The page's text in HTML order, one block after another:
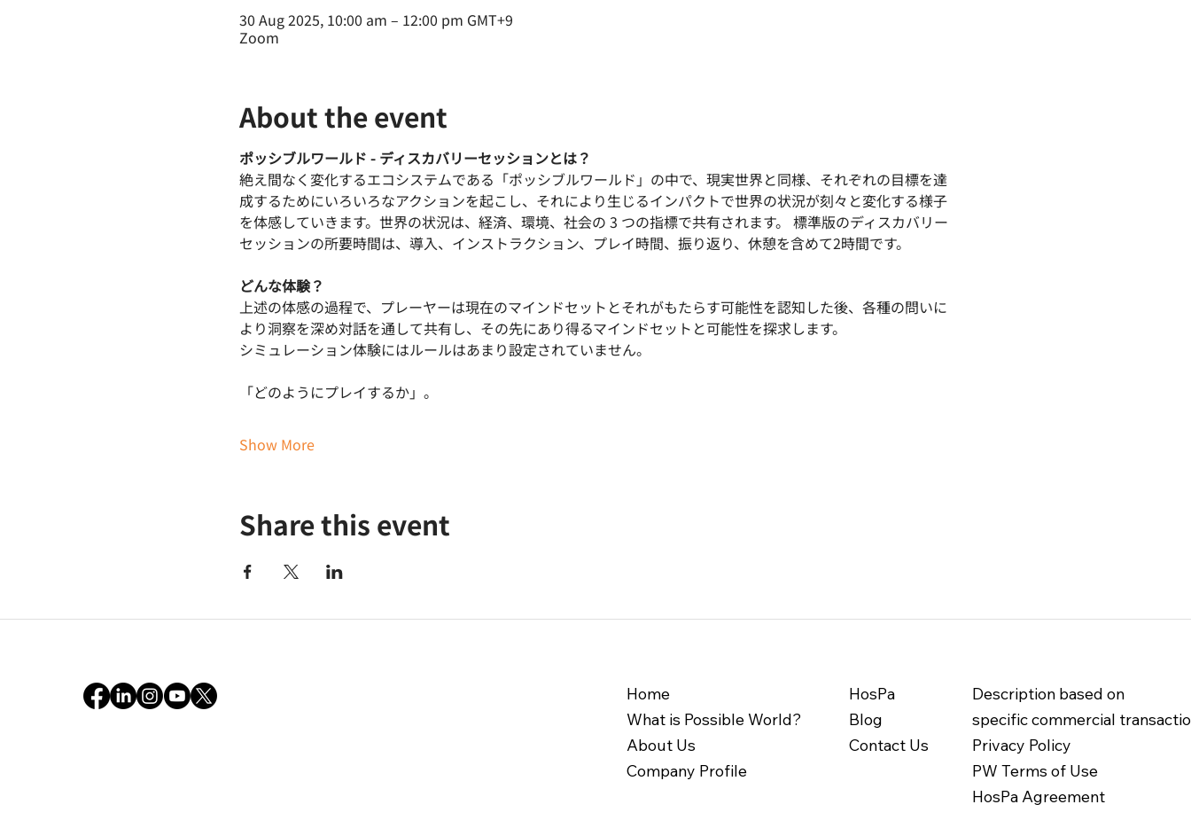
30 Aug 2025, 10:00 am – 12:00 pm GMT+9
Zoom
About the event
ポッシブルワールド - ディスカバリーセッションとは？
絶え間なく変化するエコシステムである「ポッシブルワールド」の中で、現実世界と同様、それぞれの目標を達
成するためにいろいろなアクションを起こし、それにより生じるインパクトで世界の状況が刻々と変化する様子
を体感していきます。世界の状況は、経済、環境、社会の 3 つの指標で共有されます。 標準版のディスカバリー
セッションの所要時間は、導入、インストラクション、プレイ時間、振り返り、休憩を含めて2時間です。
どんな体験？
上述の体感の過程で、プレーヤーは現在のマインドセットとそれがもたらす可能性を認知した後、各種の問いに
より洞察を深め対話を通して共有し、その先にあり得るマインドセットと可能性を探求します。
シミュレーション体験にはルールはあまり設定されていません。
「どのようにプレイするか」。
Show More
Share this event
Home
What is Possible World?
About Us
Company Profile
HosPa
Blog
Contact Us
Description based on
specific commercial
Privacy Policy
PW Terms of Use
HosPa Agreement